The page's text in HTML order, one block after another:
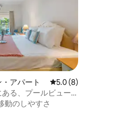
平均評価
アパート レビュー8件、5つ
5.0 (8)
る、プールビュー
ート
動のしやすさ